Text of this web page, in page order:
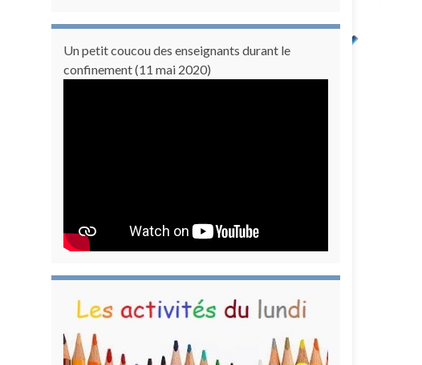
Un petit coucou des enseignants durant le
confinement (11 mai 2020)